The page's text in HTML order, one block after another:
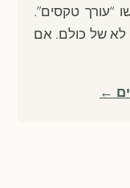
“עורך טקסים”.
של כולם. אם
←